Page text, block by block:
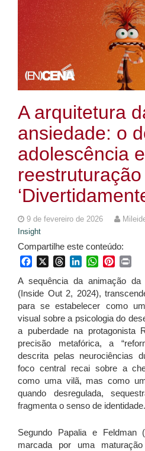
A arquitetura
ansiedade: o
adolescência
9 de fevereiro de 2026
Insight
Compartilhe este conteúdo:
FacebookThreadsLinkedInWhatsApp
A sequência da animação da
(Inside Out 2, 2024),
para se estabelecer como
visual sobre a psicologia do
a puberdade na protagonista
precisão metafórica, a
descrita pelas neurociências
foco central recai sobre a
como uma vilã, mas como
quando desregulada,
fragmenta o senso de identidade.
Segundo Papalia e Feldman
marcada por uma